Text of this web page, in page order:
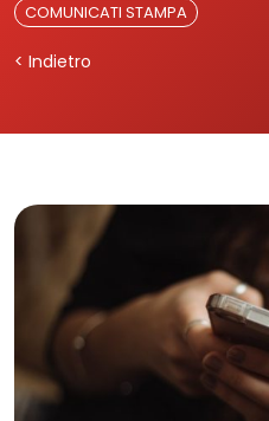
COMUNICATI STAMPA
< Indietro